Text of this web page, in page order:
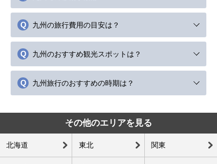
九州の旅行費用の目安は？
九州のおすすめ観光スポットは？
九州旅行のおすすめの時期は？
その他のエリアを見る
北海道 東北 関東